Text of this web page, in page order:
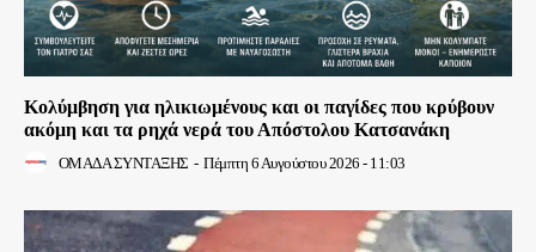
Κολύμβηση για ηλικιωμένους και οι παγίδες που κρύβουν
ακόμη και τα ρηχά νερά του Απόστολου Κατσανάκη
ΟΜΑΔΑ ΣΥΝΤΑΞΗΣ - Πέμπτη 6 Αυγούστου 2026 - 11:03